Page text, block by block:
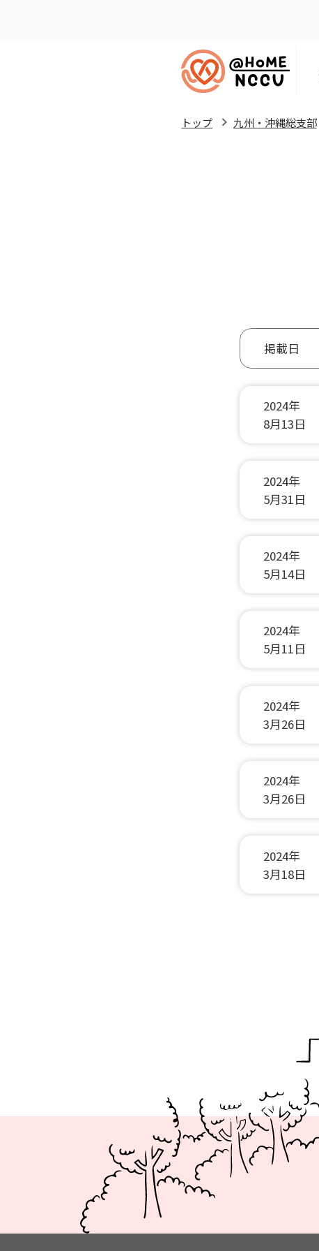
トップ 九州・沖縄総支部
掲載日
2024年
8月13日
2024年
5月31日
2024年
5月14日
2024年
5月11日
2024年
3月26日
2024年
3月26日
2024年
3月18日